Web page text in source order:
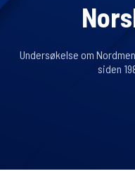
Undersøkelse om
siden